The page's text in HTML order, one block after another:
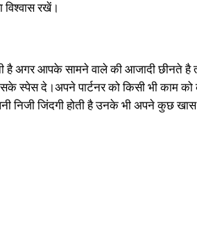
विश्वास रखें।
है अगर आपके सामने वाले की आजादी छीनते है
सके स्पेस दे।अपने पार्टनर को किसी भी काम
निजी जिंदगी होती है उनके भी अपने कुछ